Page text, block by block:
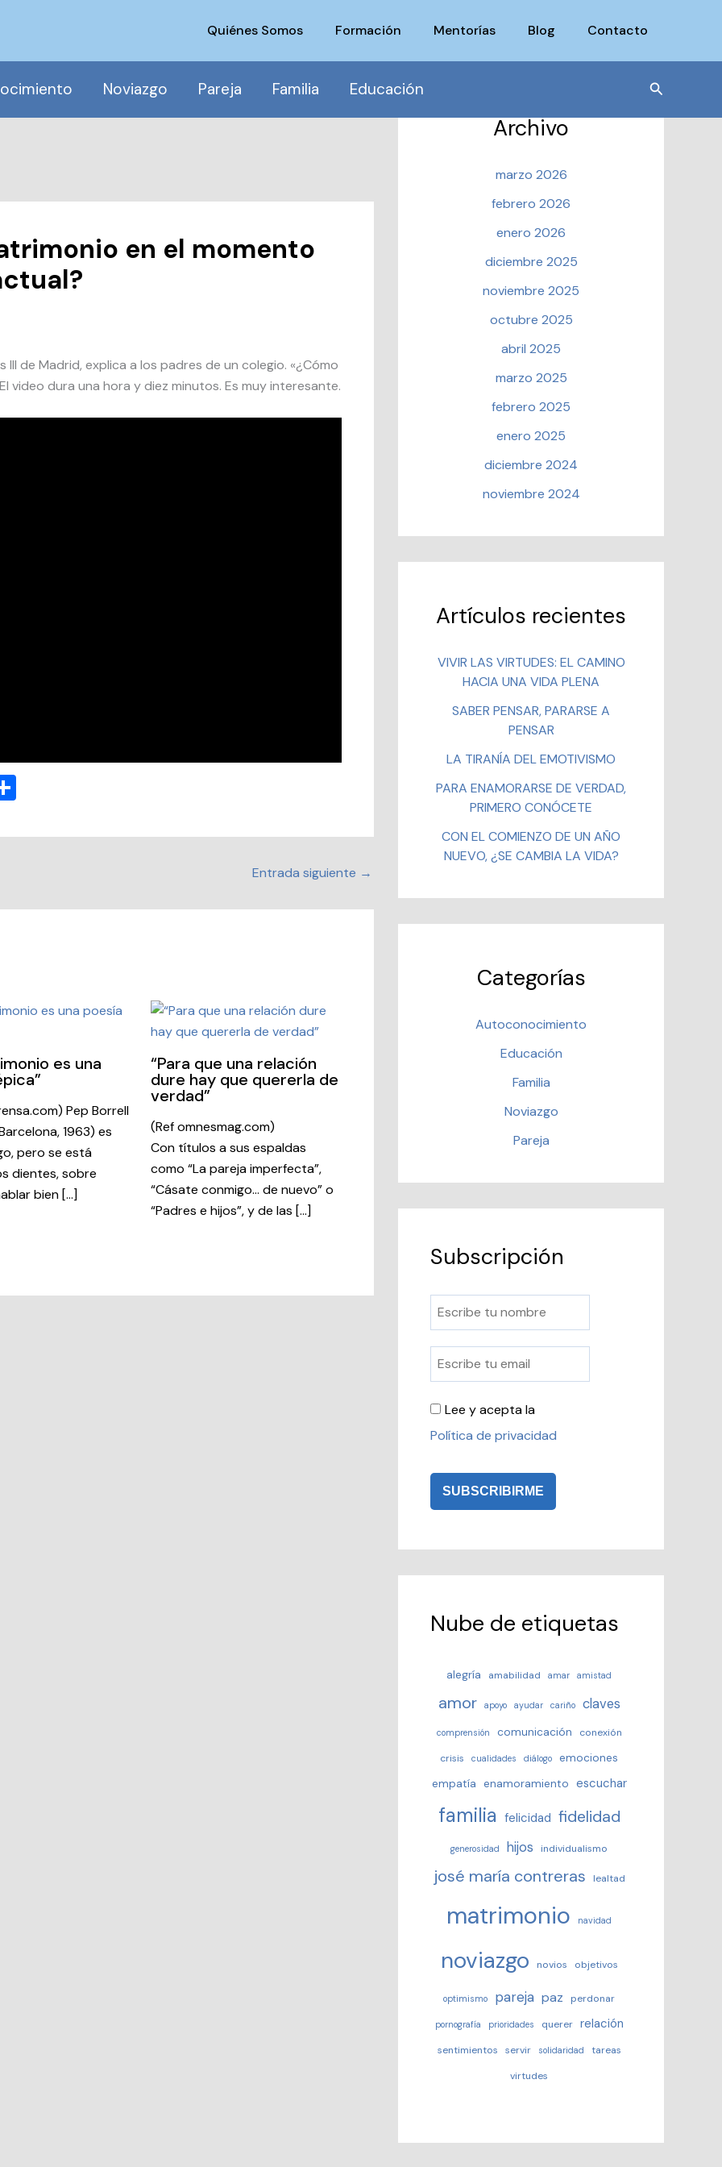
Quiénes Somos Formación Mentorías Blog Contacto
Noviazgo Pareja Familia Educación Buscar
en el momento
de Madrid, explica a los padres de un colegio. «¿Cómo
video dura una hora y diez minutos. Es muy interesante.
m
tir
Entrada siguiente →
es una
Pep Borrell
1963) es
pero se está
dientes, sobre
bien […]
“Para que una relación
dure hay que quererla de
verdad”
(Ref omnesmag.com)
Con títulos a sus espaldas
como “La pareja imperfecta”,
“Cásate conmigo… de nuevo” o
“Padres e hijos”, y de las […]
Archivo
marzo 2026
febrero 2026
enero 2026
diciembre 2025
noviembre 2025
octubre 2025
abril 2025
marzo 2025
febrero 2025
enero 2025
diciembre 2024
noviembre 2024
Artículos recientes
VIVIR LAS VIRTUDES: EL CAMINO
HACIA UNA VIDA PLENA
SABER PENSAR, PARARSE A
PENSAR
LA TIRANÍA DEL EMOTIVISMO
PARA ENAMORARSE DE VERDAD,
PRIMERO CONÓCETE
CON EL COMIENZO DE UN AÑO
NUEVO, ¿SE CAMBIA LA VIDA?
Categorías
Autoconocimiento
Educación
Familia
Noviazgo
Pareja
Subscripción
Lee y acepta la
Política de privacidad
Nube de etiquetas
alegría amabilidad amar amistad
amor apoyo ayudar cariño claves
comprensión comunicación
conexión
crisis
cualidades diálogo
emociones
empatía enamoramiento escuchar
familia felicidad fidelidad
generosidad hijos individualismo
josé maría contreras lealtad
matrimonio navidad
noviazgo novios objetivos
optimismo pareja paz perdonar
pornografía prioridades querer relación
sentimientos servir solidaridad
tareas
virtudes